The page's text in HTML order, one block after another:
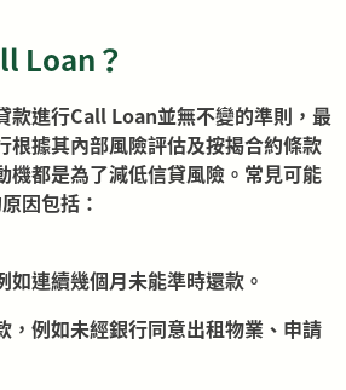
Loan？
款進行Call Loan並無不變的準則，最
根據其內部風險評估及按揭合約條款
機都是為了減低信貸風險。常見可能
因包括：
如連續幾個月未能準時還款。
，例如未經銀行同意出租物業、申請